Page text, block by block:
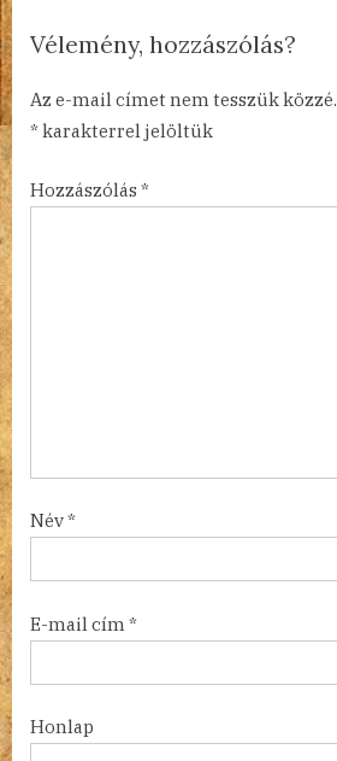
Vélemény, hozzászólás?
Az e-mail címet nem tesszük közzé.
*karakterrel jelöltük
Hozzászólás *
Név*
E-mail cím *
Honlap